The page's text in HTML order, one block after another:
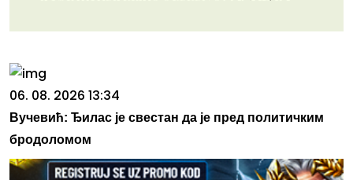
06. 08. 2026 13:34
Вучевић: Ђилас је свестан да је пред политичким
бродоломом